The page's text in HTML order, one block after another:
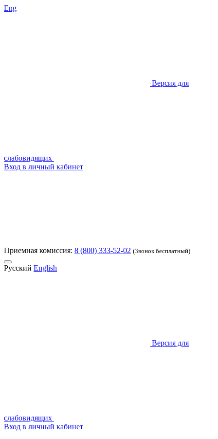
Eng
Версия для
слабовидящих
Вход в личный кабинет
Приемная комиссия: 8 (800) 333-52-02 (Звонок бесплатный)
Русский English
Версия для
слабовидящих
Вход в личный кабинет